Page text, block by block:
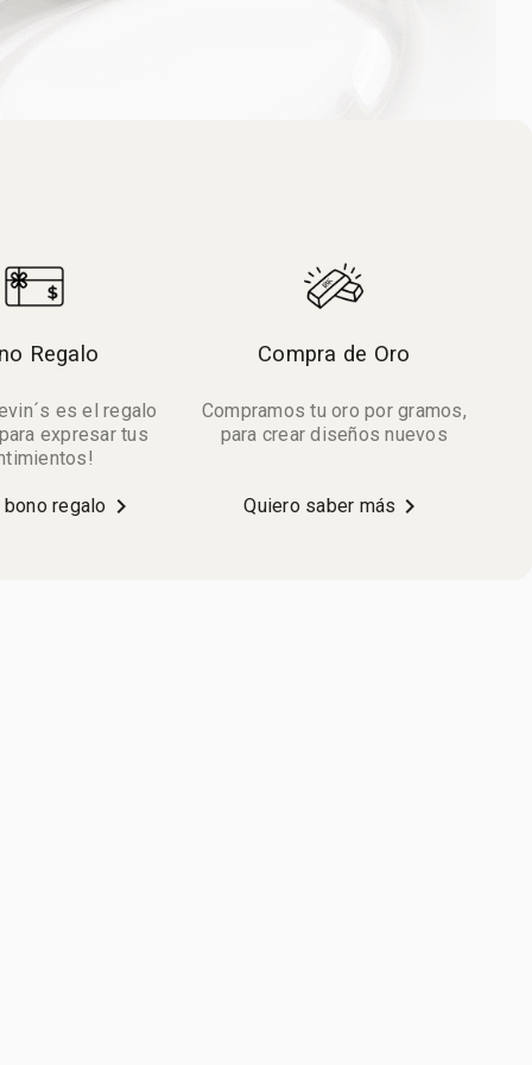
Regalo
es el regalo
expresar tus
regalo chevron_right
Compra de Oro
Compramos tu oro por gramos,
para crear diseños nuevos
Quiero saber más chevron_right